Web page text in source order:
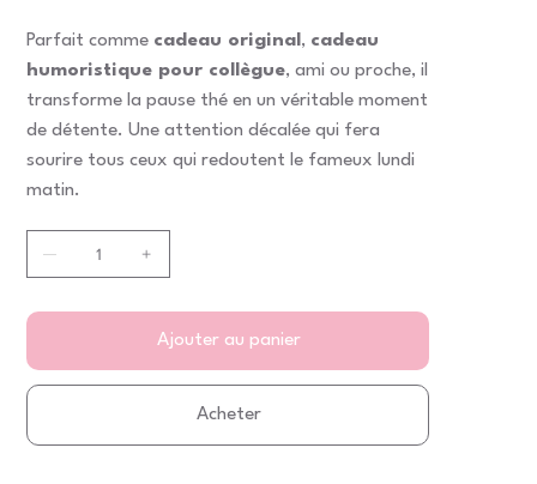
Parfait comme cadeau original, cadeau
humoristique pour collègue, ami ou proche, il
transforme la pause thé en un véritable moment
de détente. Une attention décalée qui fera
sourire tous ceux qui redoutent le fameux lundi
matin.
Ajouter au panier
Acheter